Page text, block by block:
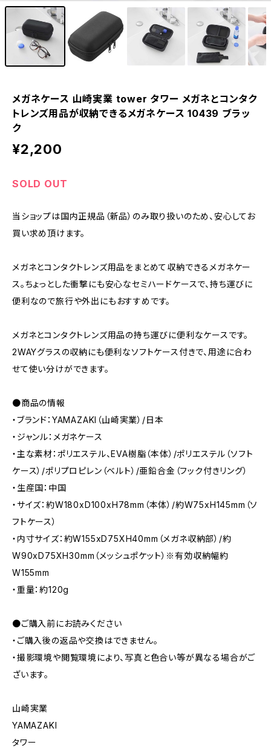
メガネケース 山崎実業 tower タワー メガネとコンタク
トレンズ用品が収納できるメガネケース 10439 ブラッ
ク
¥2,200
SOLD OUT
当ショップは国内正規品（新品）のみ取り扱いのため、安心してお
買い求め頂けます。
メガネとコンタクトレンズ用品をまとめて収納できるメガネケー
ス。ちょっとした衝撃にも安心なセミハードケースで、持ち運びに
便利なので旅行や外出にもおすすめです。
メガネとコンタクトレンズ用品の持ち運びに便利なケースです。
2WAYグラスの収納にも便利なソフトケース付きで、用途に合わ
せて使い分けができます。
●商品の情報
・ブランド：YAMAZAKI（山崎実業）/日本
・ジャンル：メガネケース
・主な素材：ポリエステル、EVA樹脂（本体）/ポリエステル（ソフト
ケース）/ポリプロピレン（ベルト）/亜鉛合金（フック付きリング）
・生産国：中国
・サイズ：約W180xD100xH78mm（本体）/約W75xH145mm（ソ
フトケース）
・内寸サイズ：約W155xD75XH40mm（メガネ収納部）/約
W90xD75XH30mm（メッシュポケット）※有効収納幅約
W155mm
・重量：約120g
●ご購入前にお読みください
・ご購入後の返品や交換はできません。
・撮影環境や閲覧環境により、写真と色合い等が異なる場合がご
ざいます。
山崎実業
YAMAZAKI
タワー